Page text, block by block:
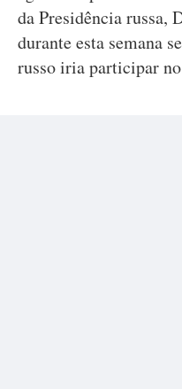
da Presidência russa,
durante esta semana
russo iria participar